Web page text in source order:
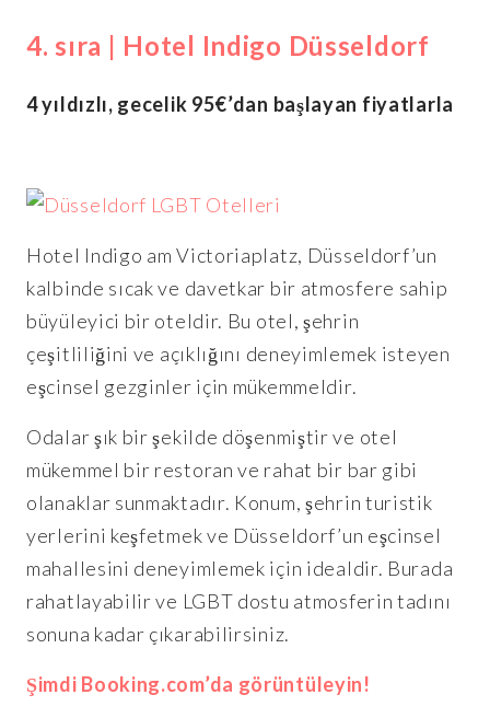
4. sıra | Hotel Indigo Düsseldorf
4 yıldızlı, gecelik 95€’dan başlayan fiyatlarla
Hotel Indigo am Victoriaplatz, Düsseldorf’un
kalbinde sıcak ve davetkar bir atmosfere sahip
büyüleyici bir oteldir. Bu otel, şehrin
çeşitliliğini ve açıklığını deneyimlemek isteyen
eşcinsel gezginler için mükemmeldir.
Odalar şık bir şekilde döşenmiştir ve otel
mükemmel bir restoran ve rahat bir bar gibi
olanaklar sunmaktadır. Konum, şehrin turistik
yerlerini keşfetmek ve Düsseldorf’un eşcinsel
mahallesini deneyimlemek için idealdir. Burada
rahatlayabilir ve LGBT dostu atmosferin tadını
sonuna kadar çıkarabilirsiniz.
Şimdi Booking.com’da görüntüleyin!